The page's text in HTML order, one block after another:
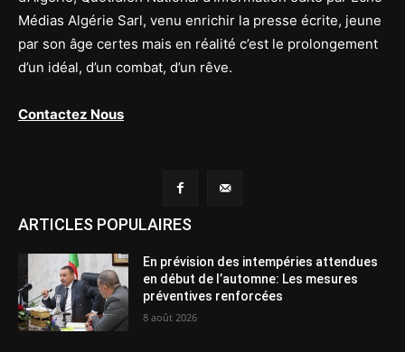
Médias Algérie Sarl, venu enrichir la presse écrite, jeune
par son âge certes mais en réalité c’est le prolongement
d’un idéal, d’un combat, d’un rêve.
Contactez Nous
ARTICLES POPULAIRES
En prévision des intempéries attendues
en début de l’automne: Les mesures
préventives renforcées
8 août 2026